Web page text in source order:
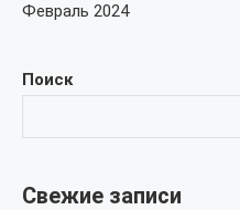
Поиск
Свежие записи
Февраль 2024